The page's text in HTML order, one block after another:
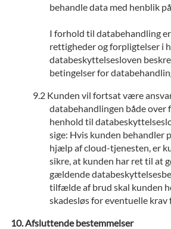
behandle data med henblik
I forhold til databehandling
rettigheder og forpligtelser i
databeskyttelsesloven
betingelser for
Kunden vil fortsat være
databehandlingen både over
henhold til
sige: Hvis kunden behandler
hjælp af cloud-tjenesten, er
sikre, at kunden har ret til at
gældende
tilfælde af brud skal kunden
skadesløs for eventuelle
Afsluttende bestemmelser